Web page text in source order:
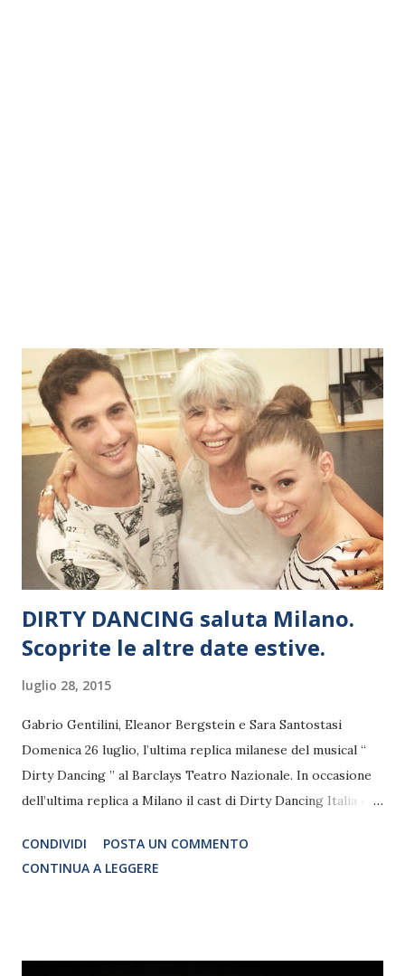
DIRTY DANCING saluta Milano.
Scoprite le altre date estive.
luglio 28, 2015
Gabrio Gentilini, Eleanor Bergstein e Sara Santostasi
Domenica 26 luglio, l’ultima replica milanese del musical “
Dirty Dancing ” al Barclays Teatro Nazionale. In occasione
dell’ultima replica a Milano il cast di Dirty Dancing Italia è
Eleanor Bergstein . Grande affetto del pubblico per l’ultimo
salto in platea del protagonista Gabrio Gentilini, il giovane
CONDIVIDI
POSTA UN COMMENTO
CONTINUA A LEGGERE